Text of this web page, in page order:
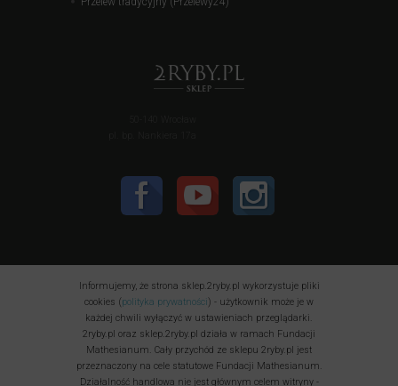
Informujemy, że strona sklep.2ryby.pl wykorzystuje pliki
cookies (polityka prywatności) - użytkownik może je w
każdej chwili wyłączyć w ustawieniach przeglądarki.
2ryby.pl oraz sklep.2ryby.pl działa w ramach Fundacji
Mathesianum. Cały przychód ze sklepu 2ryby.pl jest
przeznaczony na cele statutowe Fundacji Mathesianum.
Działalność handlowa nie jest głównym celem witryny -